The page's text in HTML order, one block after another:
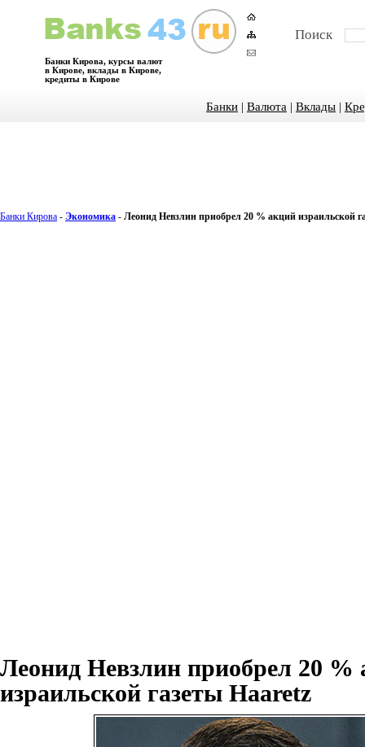
Банки Кирова, курсы валют
в Кирове, вклады в Кирове,
кредиты в Кирове
Поиск
Банки | Валюта | Вклады |
Банки Кирова - Экономика - Леонид Невзлин приобрел 20 % акций израильской
Леонид Невзлин приобрел 20 %
израильской газеты Haaretz